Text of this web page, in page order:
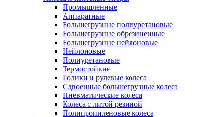
Промышленные
Аппаратные
Большегрузные полиуретановые
Большегрузные обрезиненные
Большегрузные нейлоновые
Нейлоновые
Полиуретановые
Термостойкие
Ролики и рулевые колеса
Сдвоенные большегрузные колеса
Пневматические колеса
Колеса с литой резиной
Полипропиленовые колеса